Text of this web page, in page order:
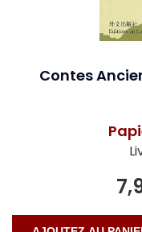
Contes